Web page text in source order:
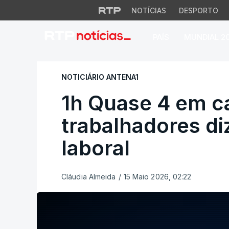
NOTÍCIAS DESPORTO
1h Quase 4 em
NOTICIÁRIO ANTENA1
1h Quase 4 em
trabalhadores
laboral
Cláudia Almeida / 15 Maio 2026, 02:22